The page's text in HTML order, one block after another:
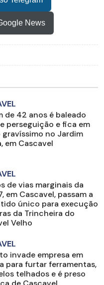
News
de 42 anos é baleado
perseguição e fica em
gravíssimo no Jardim
em Cascavel
de vias marginais da
em Cascavel, passam a
único para execução
da Trincheira do
Velho
invade empresa em
para furtar ferramentas,
telhados e é preso